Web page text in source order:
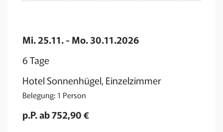
Mi. 25.11. - Mo. 30.11.2026
6 Tage
Hotel Sonnenhügel, Einzelzimmer
Belegung: 1 Person
p.P. ab 752,90 €